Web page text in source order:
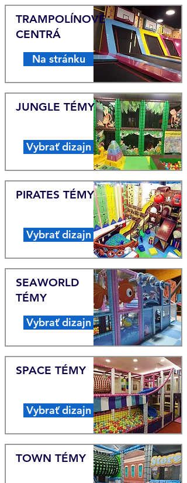
Na stránku
TRAMPOLÍNOVÉ
CENTRÁ
Vybrať dizajn
JUNGLE TÉMY
Vybrať dizajn
PIRATES TÉMY
Vybrať dizajn
SEAWORLD
TÉMY
Vybrať dizajn
SPACE TÉMY
TOWN TÉMY